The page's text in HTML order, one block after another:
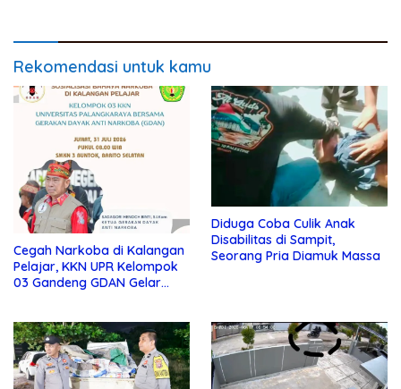
Rekomendasi untuk kamu
Cegah Narkoba di Kalangan
Pelajar, KKN UPR Kelompok
03 Gandeng GDAN Gelar
Diduga Coba Culik Anak
Disabilitas di Sampit,
Seorang Pria Diamuk Massa